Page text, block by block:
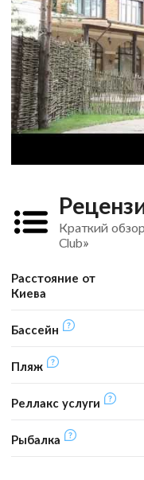
Краткий
Club»
Расстояние от
Киева
Бассейн
Пляж
Реллакс услуги
Рыбалка